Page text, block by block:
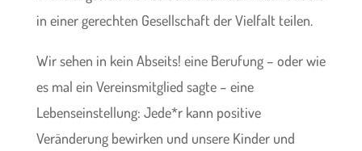
in einer gerechten Gesellschaft der Vielfalt teilen.
Wir sehen in kein Abseits! eine Berufung – oder wie
es mal ein Vereinsmitglied sagte – eine
Lebenseinstellung: Jede*r kann positive
Veränderung bewirken und unsere Kinder und